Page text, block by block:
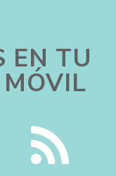
EN TU